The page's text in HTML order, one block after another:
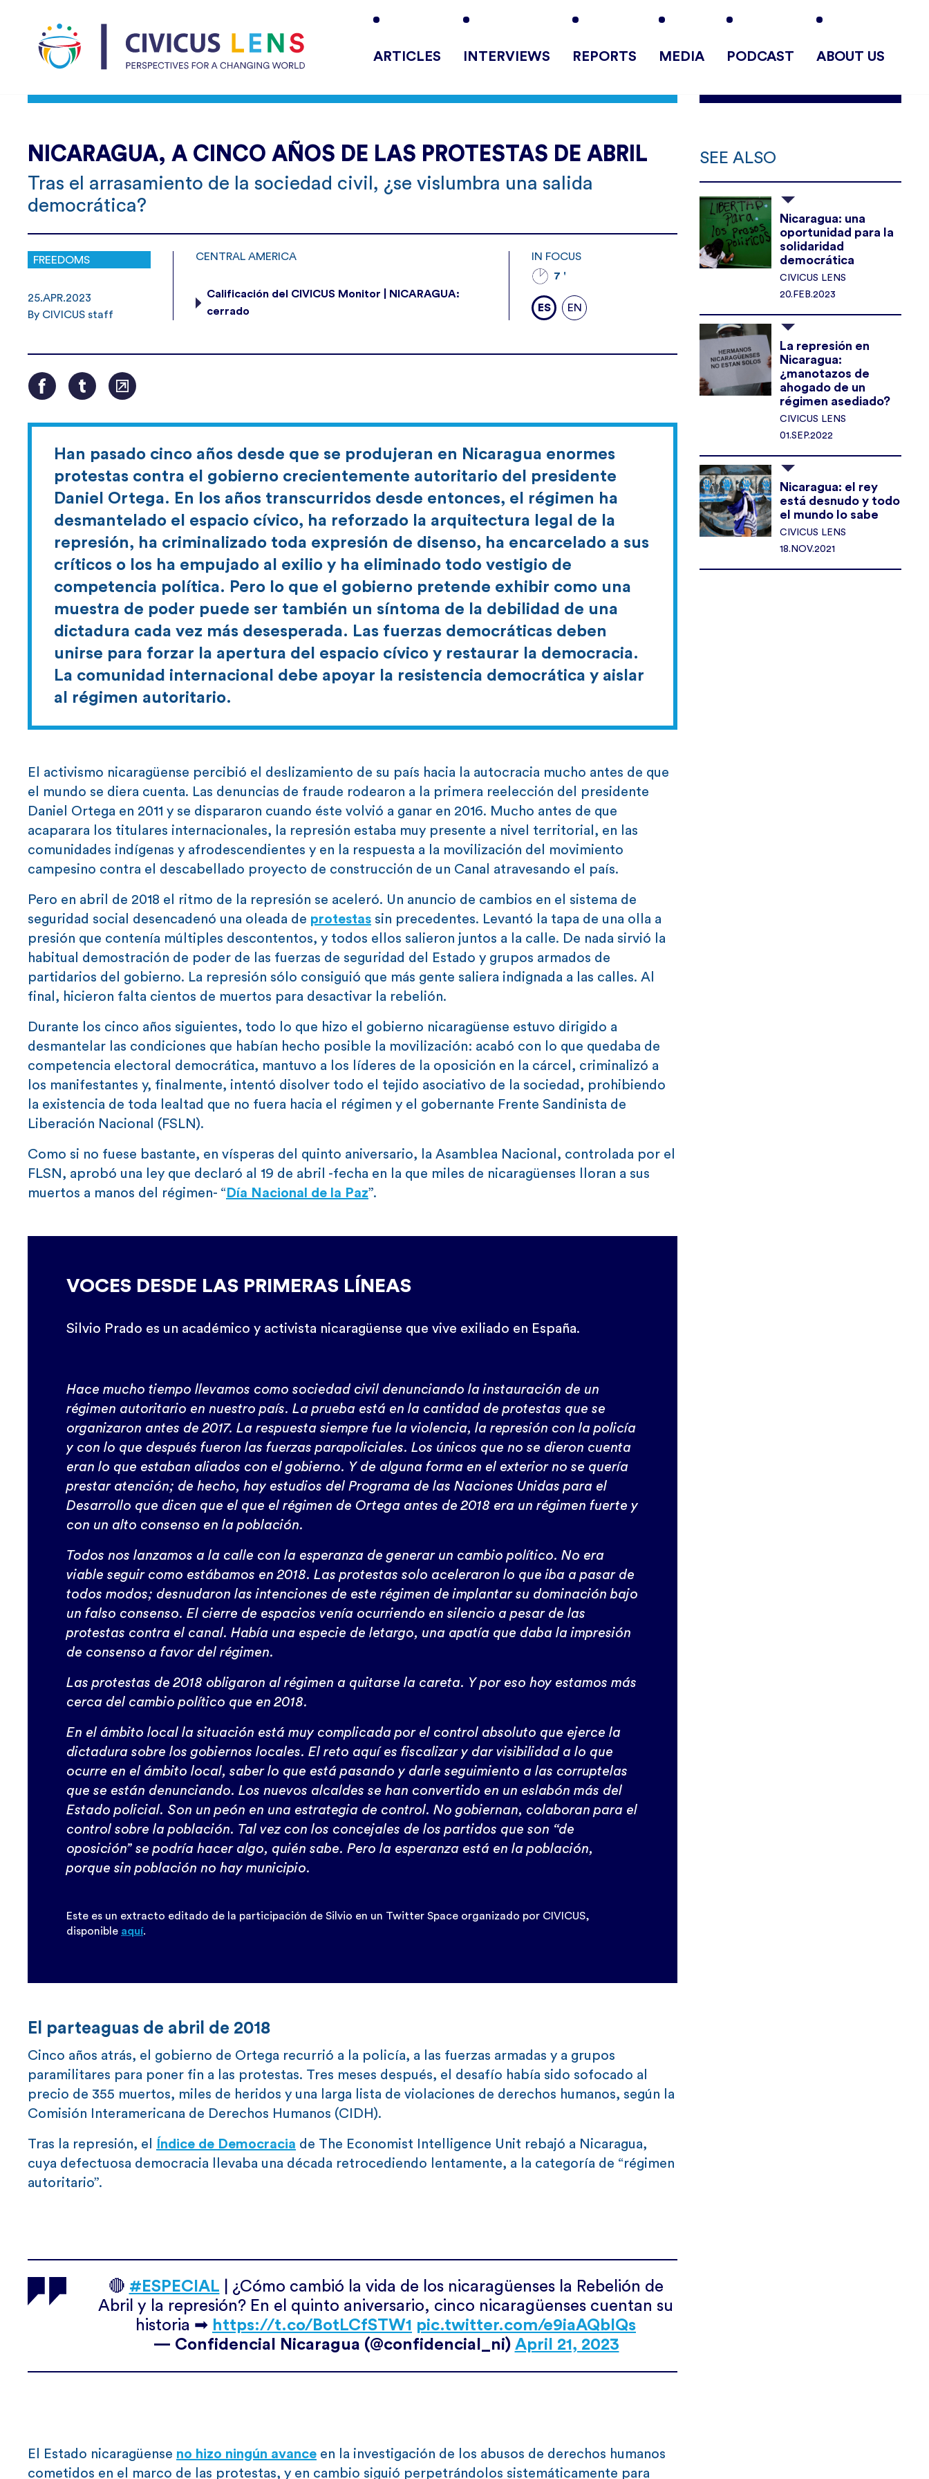
ARTICLES INTERVIEWS REPORTS MEDIA PODCAST ABOUT US
NICARAGUA, A CINCO AÑOS DE LAS PROTESTAS DE ABRIL
Tras el arrasamiento de la sociedad civil, ¿se vislumbra una salida
democrática?
FREEDOMS
25.APR.2023
By CIVICUS staff
CENTRAL AMERICA
Calificación del CIVICUS Monitor | NICARAGUA:
cerrado
IN FOCUS
7 '
ES EN
Han pasado cinco años desde que se produjeran en Nicaragua enormes
protestas contra el gobierno crecientemente autoritario del presidente
Daniel Ortega. En los años transcurridos desde entonces, el régimen ha
desmantelado el espacio cívico, ha reforzado la arquitectura legal de la
represión, ha criminalizado toda expresión de disenso, ha encarcelado a sus
críticos o los ha empujado al exilio y ha eliminado todo vestigio de
competencia política. Pero lo que el gobierno pretende exhibir como una
muestra de poder puede ser también un síntoma de la debilidad de una
dictadura cada vez más desesperada. Las fuerzas democráticas deben
unirse para forzar la apertura del espacio cívico y restaurar la democracia.
La comunidad internacional debe apoyar la resistencia democrática y aislar
al régimen autoritario.
El activismo nicaragüense percibió el deslizamiento de su país hacia la autocracia mucho antes de que
el mundo se diera cuenta. Las denuncias de fraude rodearon a la primera reelección del presidente
Daniel Ortega en 2011 y se dispararon cuando éste volvió a ganar en 2016. Mucho antes de que
acaparara los titulares internacionales, la represión estaba muy presente a nivel territorial, en las
comunidades indígenas y afrodescendientes y en la respuesta a la movilización del movimiento
campesino contra el descabellado proyecto de construcción de un Canal atravesando el país.
Pero en abril de 2018 el ritmo de la represión se aceleró. Un anuncio de cambios en el sistema de
seguridad social desencadenó una oleada de protestas sin precedentes. Levantó la tapa de una olla a
presión que contenía múltiples descontentos, y todos ellos salieron juntos a la calle. De nada sirvió la
habitual demostración de poder de las fuerzas de seguridad del Estado y grupos armados de
partidarios del gobierno. La represión sólo consiguió que más gente saliera indignada a las calles. Al
final, hicieron falta cientos de muertos para desactivar la rebelión.
Durante los cinco años siguientes, todo lo que hizo el gobierno nicaragüense estuvo dirigido a
desmantelar las condiciones que habían hecho posible la movilización: acabó con lo que quedaba de
competencia electoral democrática, mantuvo a los líderes de la oposición en la cárcel, criminalizó a
los manifestantes y, finalmente, intentó disolver todo el tejido asociativo de la sociedad, prohibiendo
la existencia de toda lealtad que no fuera hacia el régimen y el gobernante Frente Sandinista de
Liberación Nacional (FSLN).
Como si no fuese bastante, en vísperas del quinto aniversario, la Asamblea Nacional, controlada por el
FLSN, aprobó una ley que declaró al 19 de abril -fecha en la que miles de nicaragüenses lloran a sus
muertos a manos del régimen- “ Día Nacional de la Paz”.
VOCES DESDE LAS PRIMERAS LÍNEAS
Silvio Prado es un académico y activista nicaragüense que vive exiliado en España.
Hace mucho tiempo llevamos como sociedad civil denunciando la instauración de un
régimen autoritario en nuestro país. La prueba está en la cantidad de protestas que se
organizaron antes de 2017. La respuesta siempre fue la violencia, la represión con la policía
y con lo que después fueron las fuerzas parapoliciales. Los únicos que no se dieron cuenta
eran lo que estaban aliados con el gobierno. Y de alguna forma en el exterior no se quería
prestar atención; de hecho, hay estudios del Programa de las Naciones Unidas para el
Desarrollo que dicen que el que el régimen de Ortega antes de 2018 era un régimen fuerte y
con un alto consenso en la población.
Todos nos lanzamos a la calle con la esperanza de generar un cambio político. No era
viable seguir como estábamos en 2018. Las protestas solo aceleraron lo que iba a pasar de
todos modos; desnudaron las intenciones de este régimen de implantar su dominación bajo
un falso consenso. El cierre de espacios venía ocurriendo en silencio a pesar de las
protestas contra el canal. Había una especie de letargo, una apatía que daba la impresión
de consenso a favor del régimen.
Las protestas de 2018 obligaron al régimen a quitarse la careta. Y por eso hoy estamos más
cerca del cambio político que en 2018.
En el ámbito local la situación está muy complicada por el control absoluto que ejerce la
dictadura sobre los gobiernos locales. El reto aquí es fiscalizar y dar visibilidad a lo que
ocurre en el ámbito local, saber lo que está pasando y darle seguimiento a las corruptelas
que se están denunciando. Los nuevos alcaldes se han convertido en un eslabón más del
Estado policial. Son un peón en una estrategia de control. No gobiernan, colaboran para el
control sobre la población. Tal vez con los concejales de los partidos que son “de
oposición” se podría hacer algo, quién sabe. Pero la esperanza está en la población,
porque sin población no hay municipio.
Este es un extracto editado de la participación de Silvio en un Twitter Space organizado por CIVICUS,
disponible aquí.
El parteaguas de abril de 2018
Cinco años atrás, el gobierno de Ortega recurrió a la policía, a las fuerzas armadas y a grupos
paramilitares para poner fin a las protestas. Tres meses después, el desafío había sido sofocado al
precio de 355 muertos, miles de heridos y una larga lista de violaciones de derechos humanos, según la
Comisión Interamericana de Derechos Humanos (CIDH).
Tras la represión, el Índice de Democracia de The Economist Intelligence Unit rebajó a Nicaragua,
cuya defectuosa democracia llevaba una década retrocediendo lentamente, a la categoría de “régimen
autoritario”.
🔴 #ESPECIAL | ¿Cómo cambió la vida de los nicaragüenses la Rebelión de
Abril y la represión? En el quinto aniversario, cinco nicaragüenses cuentan su
historia ➡ https://t.co/BotLCfSTW1 pic.twitter.com/e9iaAQbIQs
— Confidencial Nicaragua (@confidencial_ni) April 21, 2023
El Estado nicaragüense no hizo ningún avance en la investigación de los abusos de derechos humanos
cometidos en el marco de las protestas, y en cambio siguió perpetrándolos sistemáticamente para
SEE ALSO
Nicaragua: una
oportunidad para la
solidaridad
democrática
CIVICUS LENS
20.FEB.2023
La represión en
Nicaragua:
¿manotazos de
ahogado de un
régimen asediado?
CIVICUS LENS
01.SEP.2022
Nicaragua: el rey
está desnudo y todo
el mundo lo sabe
CIVICUS LENS
18.NOV.2021